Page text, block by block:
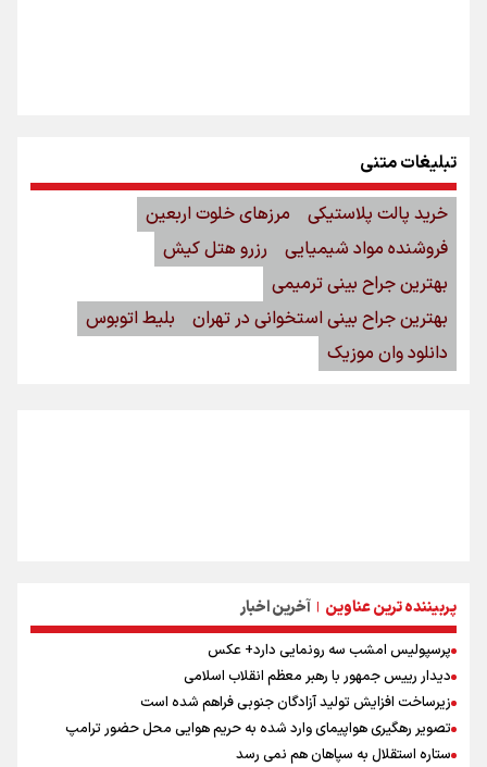
پربیننده ترین عناوین | آخرین اخبار
پرسپولیس امشب سه رونمایی دارد+ عکس
دیدار رییس جمهور با رهبر معظم انقلاب اسلامی
زیرساخت افزایش تولید آزادگان جنوبی فراهم شده است
تصویر رهگیری هواپیمای وارد شده به حریم هوایی محل حضور ترامپ
ستاره استقلال به سپاهان هم نمی رسد
تبلیغات متنی
خرید پالت پلاستیکی
مرزهای خلوت اربعین
فروشنده مواد شیمیایی
رزرو هتل کیش
بهترین جراح بینی ترمیمی
بهترین جراح بینی استخوانی در تهران
بلیط اتوبوس
دانلود وان موزیک